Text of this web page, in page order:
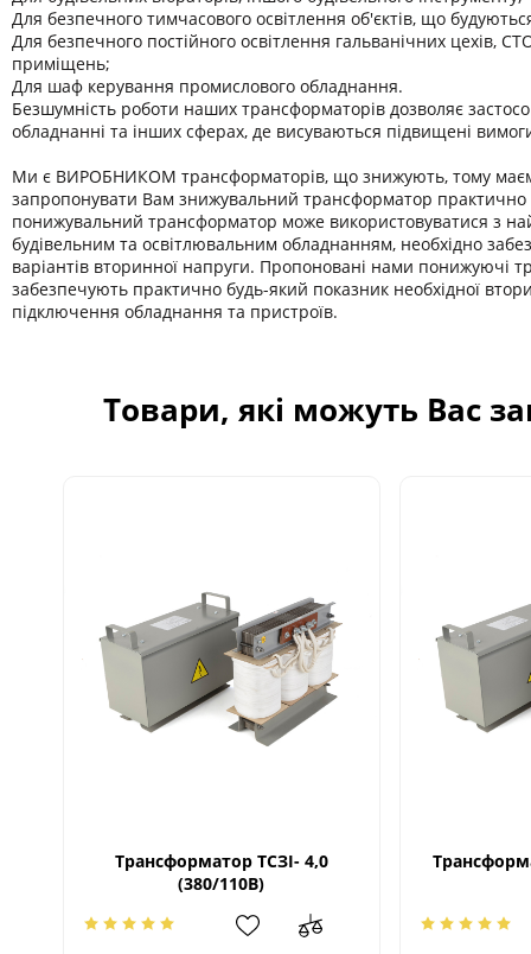
Для безпечного тимчасового освітлення об'єктів, що
Для безпечного постійного освітлення гальванічних цехів,
приміщень;
Для шаф керування промислового обладнання.
Безшумність роботи наших трансформаторів дозволяє
обладнанні та інших сферах, де висуваються підвищені
Ми є ВИРОБНИКОМ трансформаторів, що знижують, тому
запропонувати Вам знижувальний трансформатор практично
понижувальний трансформатор може використовуватися з
будівельним та освітлювальним обладнанням, необхідно
варіантів вторинної напруги. Пропоновані нами понижуючі
забезпечують практично будь-який показник необхідної
підключення обладнання та пристроїв.
Товари, які можуть Вас
Трансформатор ТСЗІ- 4,0
(380/110В)